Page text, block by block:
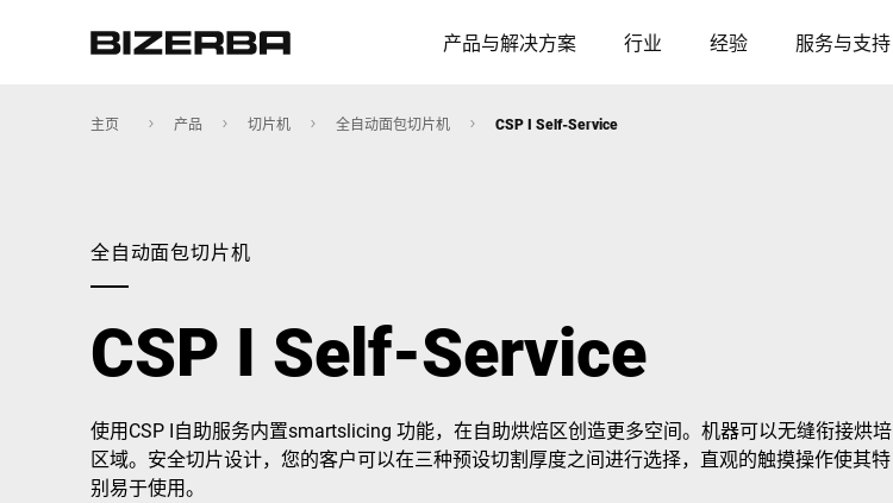
产品与解决方案 行业 经验 服务与支持
匈牙利
波兰
美国
亚洲
澳大利亚
主页 产品 切片机 全自动面包切片机 CSP I Self-Service
全自动面包切片机
CSP I Self-Service
使用CSP I自助服务内置smartslicing 功能，在自助烘焙区创造更多空间。机器可以无缝衔接烘培
区域。安全切片设计，您的客户可以在三种预设切割厚度之间进行选择，直观的触摸操作使其特
别易于使用。